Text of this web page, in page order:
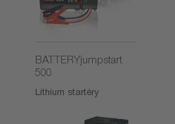
BATTERYjumpstart
500
Lithium startéry